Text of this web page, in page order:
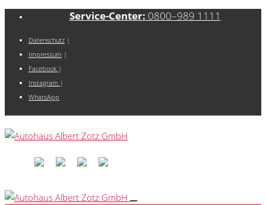
Service-Center: 0800–989 1111
Datenschutz |
Impressum |
Facebook |
Instagram |
WhatsApp